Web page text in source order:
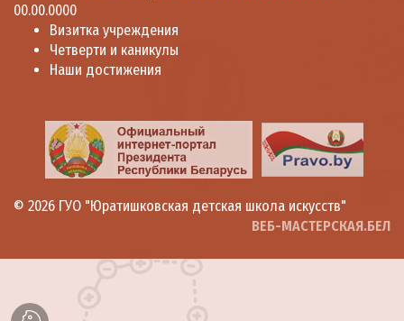
00.00.0000
Визитка учреждения
Четверти и каникулы
Наши достижения
© 2026 ГУО "Юратишковская детская школа искусств"
ВЕБ-МАСТЕРСКАЯ.БЕЛ